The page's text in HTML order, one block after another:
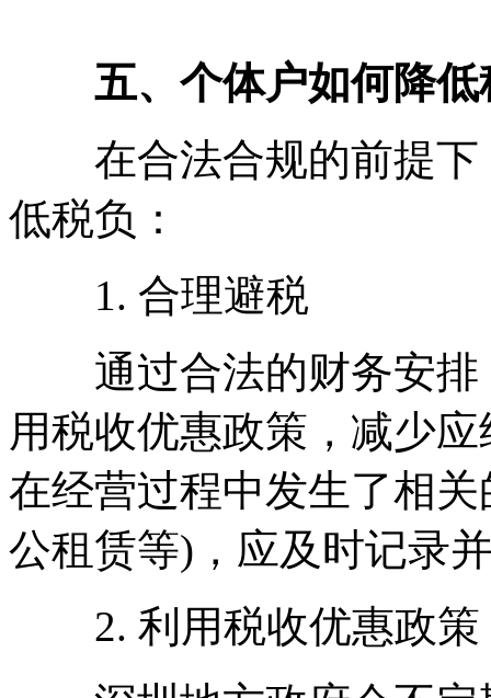
五、个体户如何降低
在合法合规的前提下
低税负：
1. 合理避税
通过合法的财务安排
用税收优惠政策，减少
在经营过程中发生了相
公租赁等)，应及时记录
2. 利用税收优惠政策